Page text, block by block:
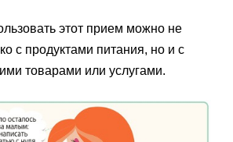
этот прием можно не
с продуктами питания, но и с
товарами или услугами.